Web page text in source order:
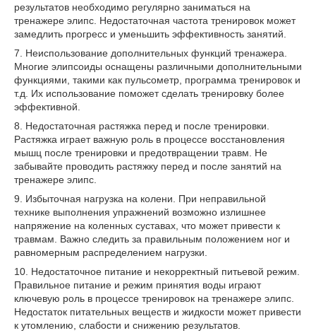
результатов необходимо регулярно заниматься на
тренажере элипс. Недостаточная частота тренировок может
замедлить прогресс и уменьшить эффективность занятий.
7. Неиспользование дополнительных функций тренажера.
Многие элипсоиды оснащены различными дополнительными
функциями, такими как пульсометр, программа тренировок и
т.д. Их использование поможет сделать тренировку более
эффективной.
8. Недостаточная растяжка перед и после тренировки.
Растяжка играет важную роль в процессе восстановления
мышц после тренировки и предотвращении травм. Не
забывайте проводить растяжку перед и после занятий на
тренажере элипс.
9. Избыточная нагрузка на колени. При неправильной
технике выполнения упражнений возможно излишнее
напряжение на коленных суставах, что может привести к
травмам. Важно следить за правильным положением ног и
равномерным распределением нагрузки.
10. Недостаточное питание и некорректный питьевой режим.
Правильное питание и режим принятия воды играют
ключевую роль в процессе тренировок на тренажере элипс.
Недостаток питательных веществ и жидкости может привести
к утомлению, слабости и снижению результатов.